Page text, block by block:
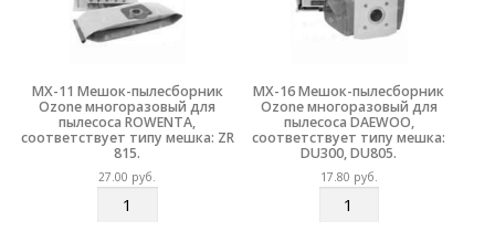
MX-11 Мешок-пылесборник
Ozone многоразовый для
пылесоса ROWENTA,
соответствует типу мешка: ZR
815.
27.00 руб.
MX-16 Мешок-пылесборник
Ozone многоразовый для
пылесоса DAEWOO,
соответствует типу мешка:
DU300, DU805.
17.80 руб.